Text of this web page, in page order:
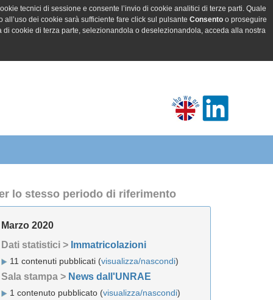
tecnici di sessione e consente l’invio di cookie analitici di terze parti. Quale
dei cookie sarà sufficiente fare click sul pulsante Consentoo proseguire
cookie di terza parte, selezionandola o deselezionandola, acceda alla nostra
lo stesso periodo di riferimento
Marzo 2020
Dati statistici > Immatricolazioni
11 contenuti pubblicati (visualizza/nascondi)
Sala stampa > News dall'UNRAE
1 contenuto pubblicato (visualizza/nascondi)